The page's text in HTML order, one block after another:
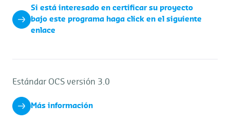
Si está interesado en certificar su proyecto
bajo este programa haga click en el siguiente
enlace
Estándar OCS versión 3.0
Más información